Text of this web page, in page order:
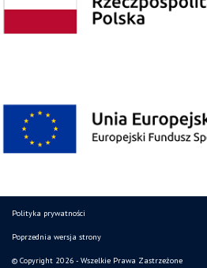
Polityka prywatności
Poprzednia wersja strony
© Copyright 2026 - Wszelkie Prawa Zastrzeżone